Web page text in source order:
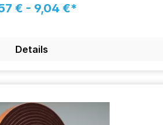
€ - 9,04 €*
Details